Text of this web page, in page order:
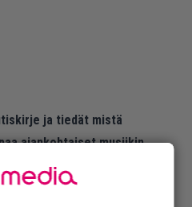
ja tiedät mistä
ajankohtaiset musiikin
sähköpostiin tästä.